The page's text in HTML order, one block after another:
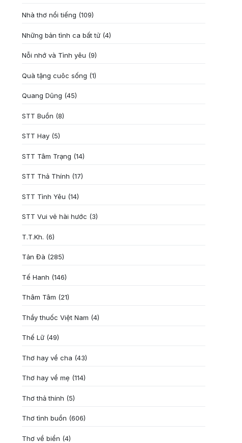
Nhà thơ nổi tiếng (109)
Những bản tình ca bất tử (4)
Nỗi nhớ và Tình yêu (9)
Quà tặng cuôc sống (1)
Quang Dũng (45)
STT Buồn (8)
STT Hay (5)
STT Tâm Trạng (14)
STT Thả Thính (17)
STT Tình Yêu (14)
STT Vui vẻ hài hước (3)
T.T.Kh. (6)
Tản Đà (285)
Tế Hanh (146)
Thâm Tâm (21)
Thầy thuốc Việt Nam (4)
Thế Lữ (49)
Thơ hay về cha (43)
Thơ hay về mẹ (114)
Thơ thả thính (5)
Thơ tình buồn (606)
Thơ về biển (4)